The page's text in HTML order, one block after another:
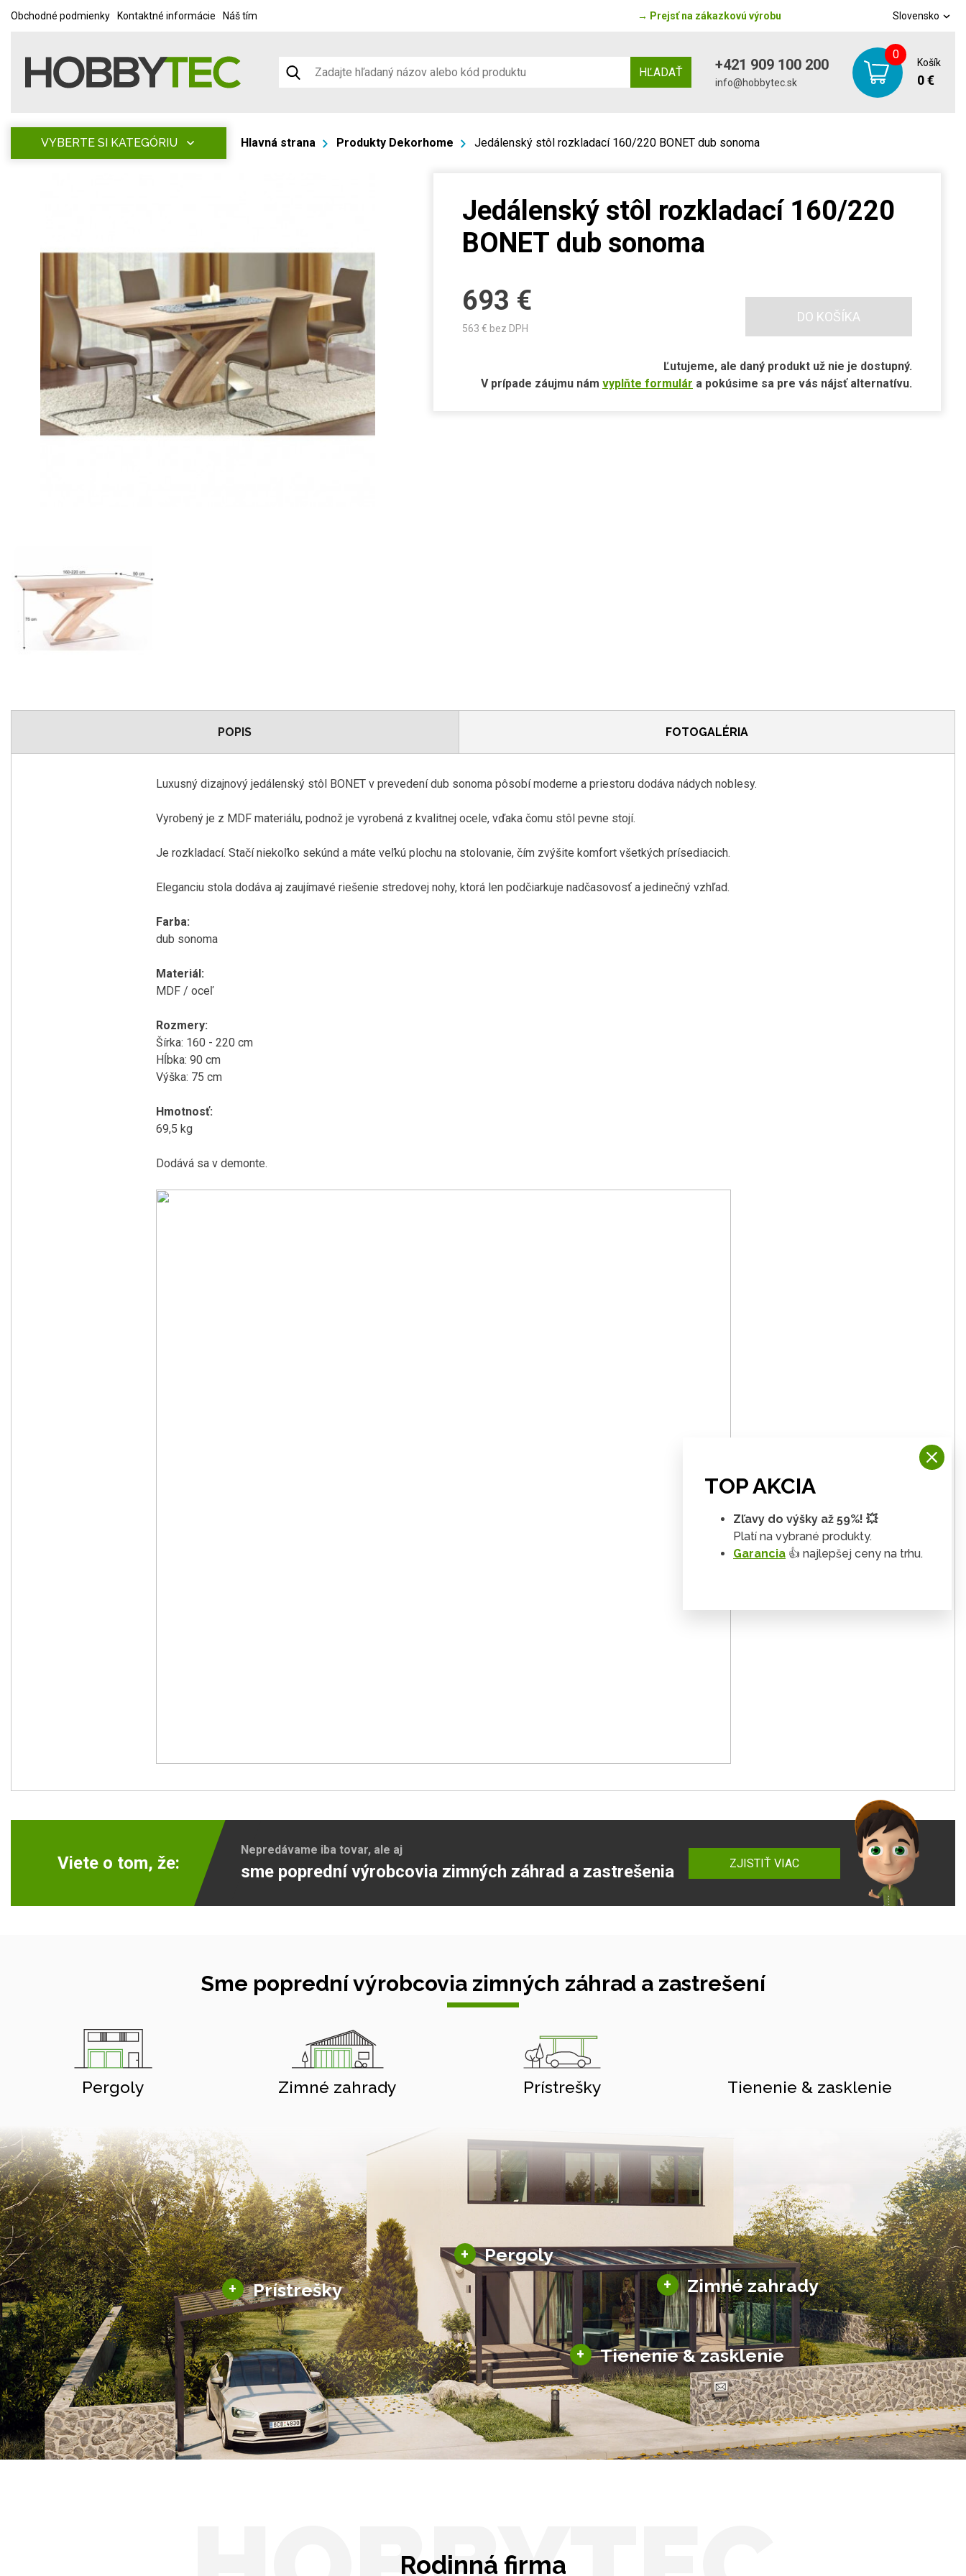
Obchodné podmienky Kontaktné informácie Náš tím → Prejsť na zákazkovú výrobu Slovensko
HĽADAŤ +421 909 100 200
info@hobbytec.sk
0
Košík
0 €
VYBERTE SI KATEGÓRIU Hlavná strana Produkty Dekorhome Jedálenský stôl rozkladací 160/220 BONET dub sonoma
Jedálenský stôl rozkladací 160/220
BONET dub sonoma
693 €
563 € bez DPH
DO KOŠÍKA
Ľutujeme, ale daný produkt už nie je dostupný.
V prípade záujmu nám vyplňte formulár a pokúsime sa pre vás nájsť alternatívu.
POPIS FOTOGALÉRIA
Luxusný dizajnový jedálenský stôl BONET v prevedení dub sonoma pôsobí moderne a priestoru dodáva nádych noblesy.
Vyrobený je z MDF materiálu, podnož je vyrobená z kvalitnej ocele, vďaka čomu stôl pevne stojí.
Je rozkladací. Stačí niekoľko sekúnd a máte veľkú plochu na stolovanie, čím zvýšite komfort všetkých prísediacich.
Eleganciu stola dodáva aj zaujímavé riešenie stredovej nohy, ktorá len podčiarkuje nadčasovosť a jedinečný vzhľad.
Farba:
dub sonoma
Materiál:
MDF / oceľ
Rozmery:
Šírka: 160 - 220 cm
Hĺbka: 90 cm
Výška: 75 cm
Hmotnosť:
69,5 kg
Dodává sa v demonte.
Viete o tom, že:
Nepredávame iba tovar, ale aj
sme poprední výrobcovia zimných záhrad a zastrešenia ZJISTIŤ VIAC
Sme poprední výrobcovia zimných záhrad a zastrešení
Pergoly Zimné zahrady Prístrešky Tienenie & zasklenie
+ Pergoly
Hliníkové pergoly
Bioklimatické pergoly
Altány a zastrešenie
Solárne pergoly
+ Zimné zahrady
Sezónne zimné záhrady
Hliníkové zimné záhrady
Posuvné zimné záhrady
Solárne zimné záhrady
+ Prístrešky
Hliníkové prístrešky
Solárne prístrešky pre auto
+ Tienenie & zasklenie
Tienenie
Zasklenie
Rodinná firma
TOP AKCIA
Zľavy do výšky až 59%! 💥
Platí na vybrané produkty.
Garancia 👍 najlepšej ceny na trhu.